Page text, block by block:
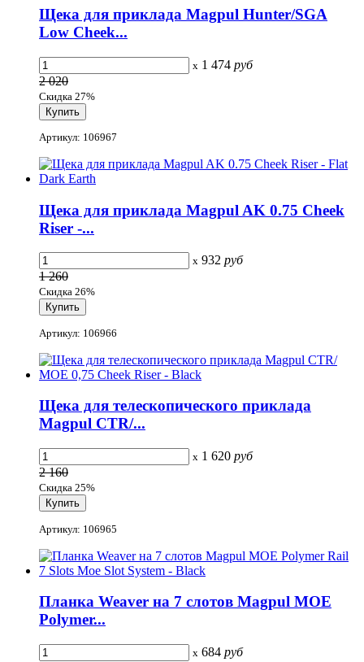
Щека для приклада Magpul Hunter/SGA
Low Cheek...
x 1 474 руб
2 020
Скидка 27%
Артикул: 106967
Щека для приклада Magpul AK 0.75 Cheek
Riser -...
x 932 руб
1 260
Скидка 26%
Артикул: 106966
Щека для телескопического приклада
Magpul CTR/...
x 1 620 руб
2 160
Скидка 25%
Артикул: 106965
Планка Weaver на 7 слотов Magpul MOE
Polymer...
x 684 руб